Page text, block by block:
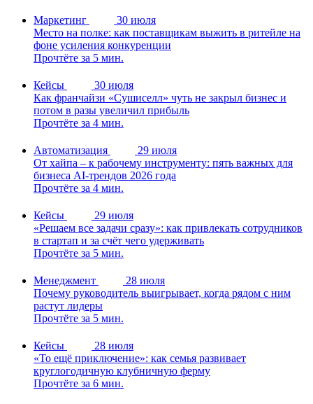
Маркетинг
30 июля
Место на полке: как поставщикам выжить в ритейле на
фоне усиления конкуренции
Прочтёте за 5 мин.
Кейсы
30 июля
Как франчайзи «Сушиселл» чуть не закрыл бизнес и
потом в разы увеличил прибыль
Прочтёте за 4 мин.
Автоматизация
29 июля
От хайпа – к рабочему инструменту: пять важных для
бизнеса AI-трендов 2026 года
Прочтёте за 4 мин.
Кейсы
29 июля
«Решаем все задачи сразу»: как привлекать сотрудников
в стартап и за счёт чего удерживать
Прочтёте за 5 мин.
Менеджмент
28 июля
Почему руководитель выигрывает, когда рядом с ним
растут лидеры
Прочтёте за 5 мин.
Кейсы
28 июля
«То ещё приключение»: как семья развивает
круглогодичную клубничную ферму
Прочтёте за 6 мин.